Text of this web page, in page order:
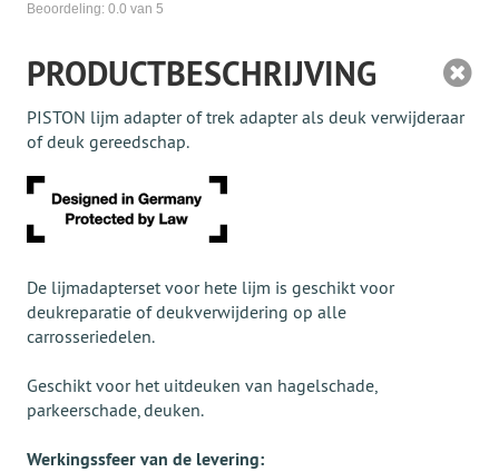
Beoordeling: 0.0 van 5
PRODUCTBESCHRIJVING
PISTON lijm adapter of trek adapter als deuk verwijderaar
of deuk gereedschap.
De lijmadapterset voor hete lijm is geschikt voor
deukreparatie of deukverwijdering op alle
carrosseriedelen.
Geschikt voor het uitdeuken van hagelschade,
parkeerschade, deuken.
Werkingssfeer van de levering: